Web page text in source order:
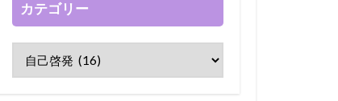
カテゴリー